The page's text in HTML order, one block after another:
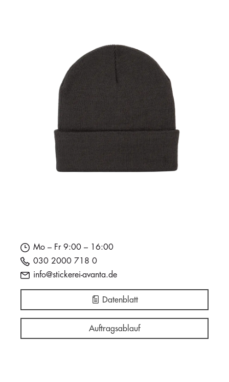
Mo – Fr 9:00 – 16:00
030 2000 718 0
info@stickerei-avanta.de
Datenblatt
Auftragsablauf